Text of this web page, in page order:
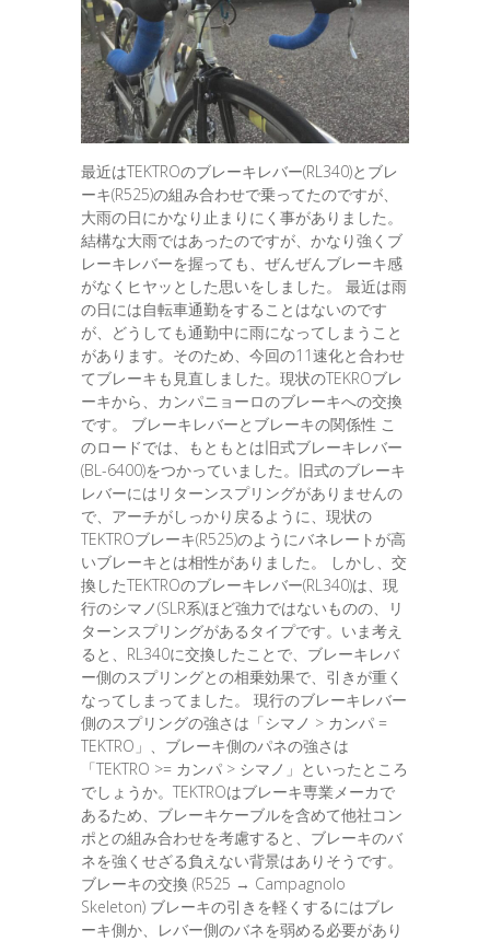
最近はTEKTROのブレーキレバー(RL340)とブレ
ーキ(R525)の組み合わせで乗ってたのですが、
大雨の日にかなり止まりにく事がありました。
結構な大雨ではあったのですが、かなり強くブ
レーキレバーを握っても、ぜんぜんブレーキ感
がなくヒヤッとした思いをしました。 最近は雨
の日には自転車通勤をすることはないのです
が、どうしても通勤中に雨になってしまうこと
があります。そのため、今回の11速化と合わせ
てブレーキも見直しました。現状のTEKROブレ
ーキから、カンパニョーロのブレーキへの交換
です。 ブレーキレバーとブレーキの関係性 こ
のロードでは、もともとは旧式ブレーキレバー
(BL-6400)をつかっていました。旧式のブレーキ
レバーにはリターンスプリングがありませんの
で、アーチがしっかり戻るように、現状の
TEKTROブレーキ(R525)のようにバネレートが高
いブレーキとは相性がありました。 しかし、交
換したTEKTROのブレーキレバー(RL340)は、現
行のシマノ(SLR系)ほど強力ではないものの、リ
ターンスプリングがあるタイプです。いま考え
ると、RL340に交換したことで、ブレーキレバ
ー側のスプリングとの相乗効果で、引きが重く
なってしまってました。 現行のブレーキレバー
側のスプリングの強さは「シマノ > カンパ =
TEKTRO」、ブレーキ側のパネの強さは
「TEKTRO >= カンパ > シマノ」といったところ
でしょうか。TEKTROはブレーキ専業メーカで
あるため、ブレーキケーブルを含めて他社コン
ポとの組み合わせを考慮すると、ブレーキのバ
ネを強くせざる負えない背景はありそうです。
ブレーキの交換 (R525 → Campagnolo
Skeleton) ブレーキの引きを軽くするにはブレ
ーキ側か、レバー側のバネを弱める必要があり